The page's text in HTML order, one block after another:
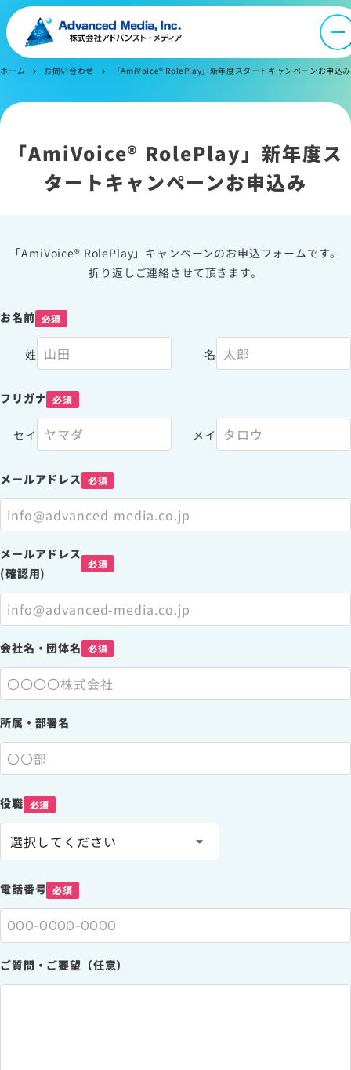
会社案内
オウンドメディア
採用情報
よくあるご質問
お問い合わせ
サイトマップ
サイトのご利用について
ソーシャルメディアポリシー
情報セキュリティポリシー
労働者派遣事業に関わる情報
メールマガジン
ホーム chevron_right お問い合わせ chevron_right 「AmiVoice® RolePlay」新年度スタートキャンペーンお申込み
「AmiVoice® RolePlay」新年度ス
タートキャンペーンお申込み
「AmiVoice® RolePlay」キャンペーンのお申込フォームです。
折り返しご連絡させて頂きます。
お名前 必須
姓 名
フリガナ 必須
セイ メイ
メールアドレス 必須
メールアドレス
(確認用)
必須
会社名・団体名 必須
所属・部署名
役職 必須
電話番号 必須
ご質問・ご要望（任意）